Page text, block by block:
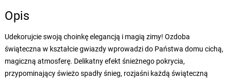
Opis
Udekorujcie swoją choinkę elegancją i magią zimy! Ozdoba
świąteczna w kształcie gwiazdy wprowadzi do Państwa domu cichą,
magiczną atmosferę. Delikatny efekt śnieżnego pokrycia,
przypominający świeżo spadły śnieg, rozjaśni każdą świąteczną